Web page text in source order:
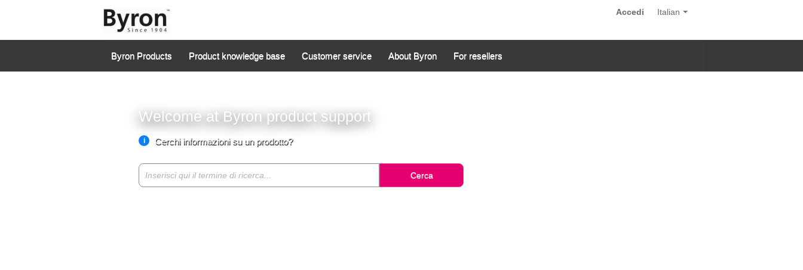
Italian
Accedi
Byron Products Product knowledge base Customer service About Byron For resellers
Welcome at Byron product support
Cerchi informazioni su un prodotto?
i
Cerca